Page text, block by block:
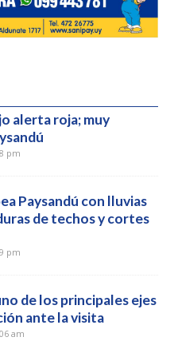
alerta roja; muy
pm
Paysandú con lluvias
de techos y cortes
pm
de los principales ejes
ante la visita
am